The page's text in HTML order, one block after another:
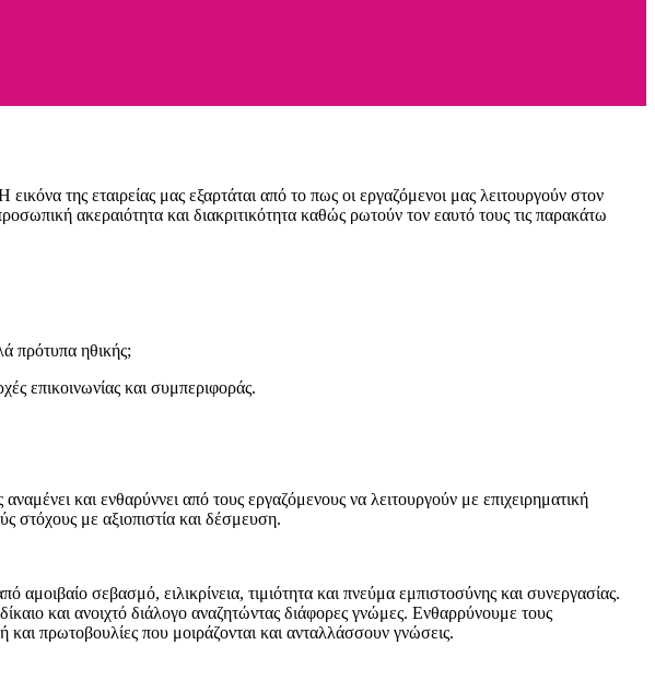
της εταιρείας μας εξαρτάται από το πως οι εργαζόμενοι μας λειτουργούν στον
ακεραιότητα και διακριτικότητα καθώς ρωτούν τον εαυτό τους τις παρακάτω
πρότυπα ηθικής;
επικοινωνίας και συμπεριφοράς.
και ενθαρύννει από τους εργαζόμενους να λειτουργούν με επιχειρηματική
στόχους με αξιοπιστία και δέσμευση.
σεβασμό, ειλικρίνεια, τιμιότητα και πνεύμα εμπιστοσύνης και συνεργασίας.
και ανοιχτό διάλογο αναζητώντας διάφορες γνώμες. Ενθαρρύνουμε τους
και πρωτοβουλίες που μοιράζονται και ανταλλάσσουν γνώσεις.